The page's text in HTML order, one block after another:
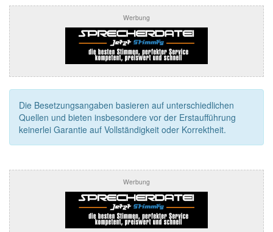
Werbung
Die Besetzungsangaben basieren auf unterschiedlichen
Quellen und bieten insbesondere vor der Erstaufführung
keinerlei Garantie auf Vollständigkeit oder Korrektheit.
Werbung